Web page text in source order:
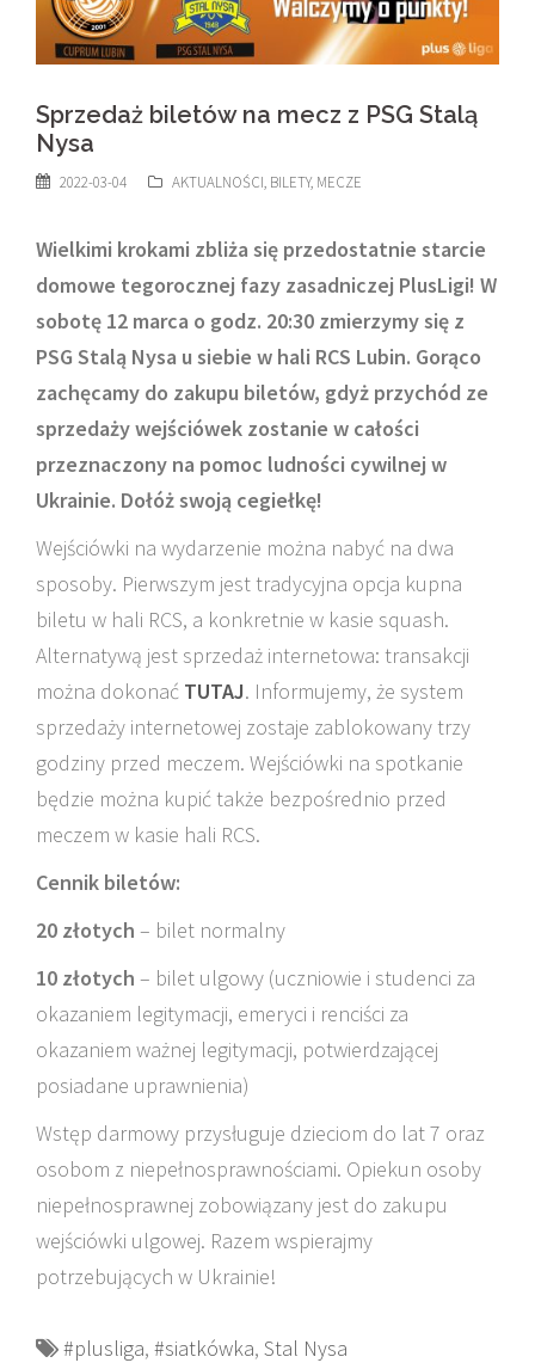
Sprzedaż biletów na mecz z PSG Stalą
Nysa
2022-03-04 AKTUALNOŚCI, BILETY, MECZE
Wielkimi krokami zbliża się przedostatnie starcie
domowe tegorocznej fazy zasadniczej PlusLigi! W
sobotę 12 marca o godz. 20:30 zmierzymy się z
PSG Stalą Nysa u siebie w hali RCS Lubin. Gorąco
zachęcamy do zakupu biletów, gdyż przychód ze
sprzedaży wejściówek zostanie w całości
przeznaczony na pomoc ludności cywilnej w
Ukrainie. Dołóż swoją cegiełkę!
Wejściówki na wydarzenie można nabyć na dwa
sposoby. Pierwszym jest tradycyjna opcja kupna
biletu w hali RCS, a konkretnie w kasie squash.
Alternatywą jest sprzedaż internetowa: transakcji
można dokonać TUTAJ. Informujemy, że system
sprzedaży internetowej zostaje zablokowany trzy
godziny przed meczem. Wejściówki na spotkanie
będzie można kupić także bezpośrednio przed
meczem w kasie hali RCS.
Cennik biletów:
20 złotych – bilet normalny
10 złotych – bilet ulgowy (uczniowie i studenci za
okazaniem legitymacji, emeryci i renciści za
okazaniem ważnej legitymacji, potwierdzającej
posiadane uprawnienia)
Wstęp darmowy przysługuje dzieciom do lat 7 oraz
osobom z niepełnosprawnościami. Opiekun osoby
niepełnosprawnej zobowiązany jest do zakupu
wejściówki ulgowej. Razem wspierajmy
potrzebujących w Ukrainie!
#plusliga, #siatkówka, Stal Nysa